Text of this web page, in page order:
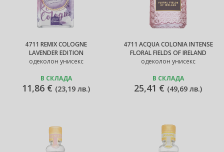
4711 REMIX COLOGNE
LAVENDER EDITION
одеколон унисекс
В СКЛАДА
11,86 € (23,19 лв.)
4711 ACQUA COLONIA INTENSE
FLORAL FIELDS OF IRELAND
одеколон унисекс
В СКЛАДА
25,41 € (49,69 лв.)